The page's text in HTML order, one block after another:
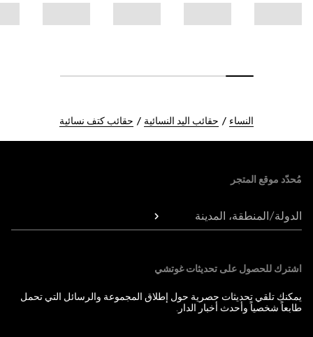
النساء حقائب اليد النسائية حقائب كتف نسائية
مُحدّد موقع المتجر
الدولة/المنطقة، المدينة
اشترك للحصول على تحديثات غوتشي
يمكنك تلقي تحديثات حصرية حول إطلاق المجموعة والرسائل التي تحمل
طابعاً شخصياً وأحدث أخبار الدار.